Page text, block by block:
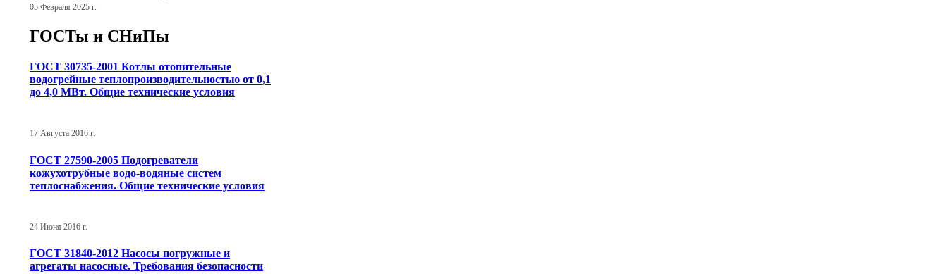
05 Февраля 2025 г.
ГОСТы и СНиПы
ГОСТ 30735-2001 Котлы отопительные
водогрейные теплопроизводительностью от 0,1
до 4,0 МВт. Общие технические условия
17 Августа 2016 г.
ГОСТ 27590-2005 Подогреватели
кожухотрубные водо-водяные систем
теплоснабжения. Общие технические условия
24 Июня 2016 г.
ГОСТ 31840-2012 Насосы погружные и
агрегаты насосные. Требования безопасности